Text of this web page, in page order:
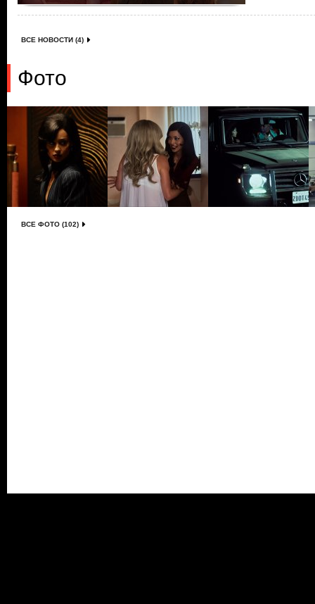
ВСЕ НОВОСТИ (4)
Фото
ВСЕ ФОТО (102)